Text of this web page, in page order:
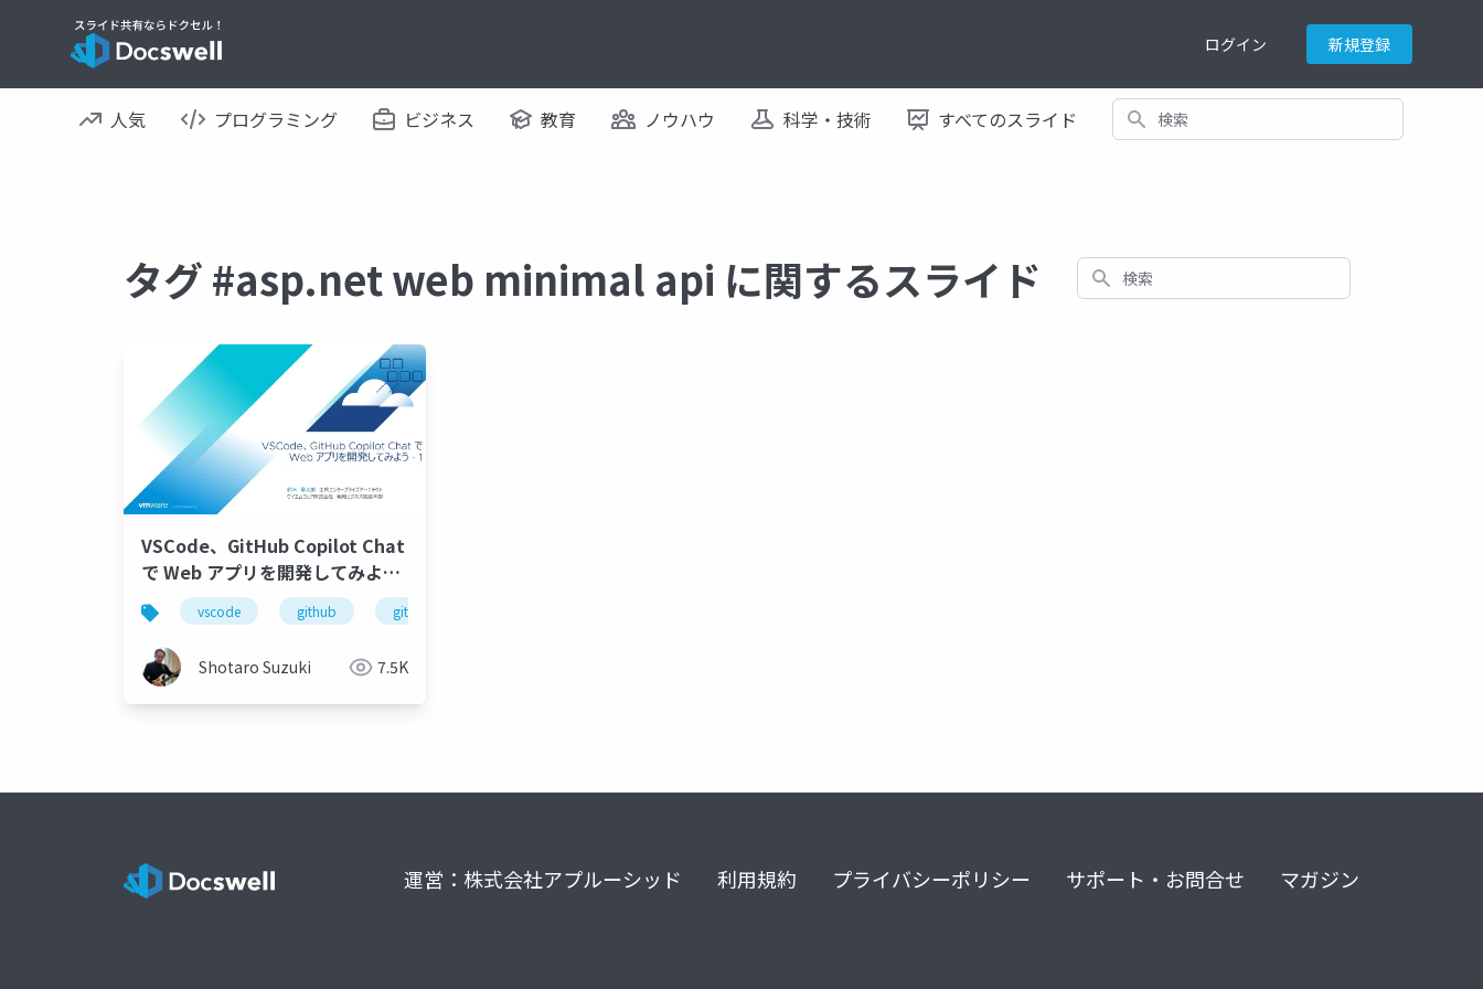
ログイン 新規登録
人気 プログラミング ビジネス 教育 ノウハウ 科学・技術 すべてのスライド 検索
タグ #asp.net web minimal api に関するスライド 検索
VSCode、GitHub Copilot Chat
で Web アプリを開発してみよ
う-1
vscode github github copilot
Shotaro Suzuki 7.5K
運営：株式会社アプルーシッド 利用規約 プライバシーポリシー サポート・お問合せ マガジン